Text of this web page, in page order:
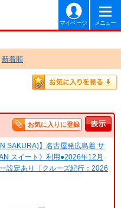
マイページ メニュー
新着順
お気に入りに登録
SAKURA)】名古屋発広島着 サ
スイート》利用●2026年12月
設定あり〔クルーズ紀行：2026